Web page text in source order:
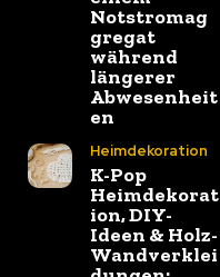
Notstromag
gregat
während
längerer
Abwesenheit
en
Heimdekoration
K-Pop
Heimdekorat
ion, DIY-
Ideen & Holz-
Wandverklei